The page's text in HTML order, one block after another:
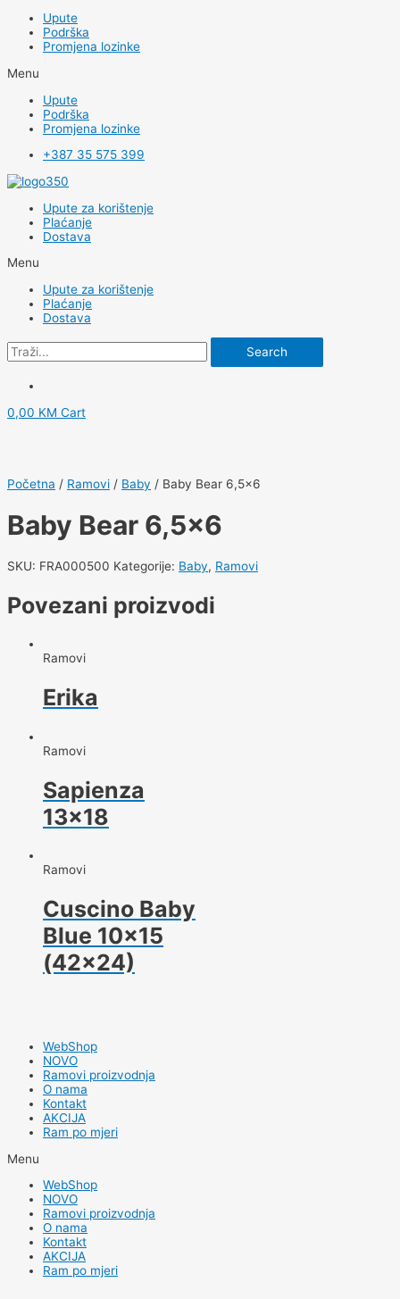
Upute
Podrška
Promjena lozinke
Menu
Upute
Podrška
Promjena lozinke
+387 35 575 399
Upute za korištenje
Plaćanje
Dostava
Menu
Upute za korištenje
Plaćanje
Dostava
Search
0,00 KM Cart
Početna / Ramovi / Baby / Baby Bear 6,5×6
Baby Bear 6,5×6
SKU: FRA000500 Kategorije: Baby, Ramovi
Povezani proizvodi
Ramovi
Erika
Ramovi
Sapienza
13×18
Ramovi
Cuscino Baby
Blue 10×15
(42×24)
WebShop
NOVO
Ramovi proizvodnja
O nama
Kontakt
AKCIJA
Ram po mjeri
Menu
WebShop
NOVO
Ramovi proizvodnja
O nama
Kontakt
AKCIJA
Ram po mjeri